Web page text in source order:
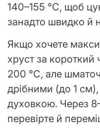
140–155 °C, щоб
занадто швидко й
Якщо хочете
хруст за короткий
200 °C, але
дрібними (до 1
духовкою. Через
перевірте й